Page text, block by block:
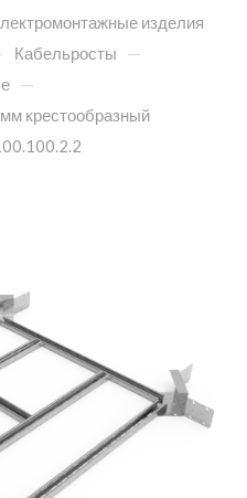
изделия
Кабельросты —
—
крестообразный